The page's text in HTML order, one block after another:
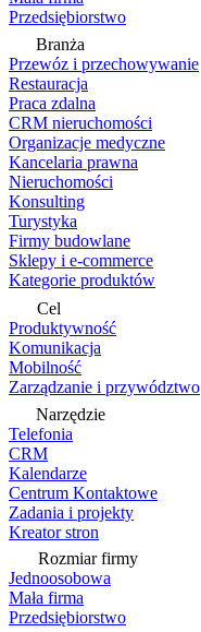
Przedsiębiorstwo
Branża
Przewóz i przechowywanie
Restauracja
Praca zdalna
CRM nieruchomości
Organizacje medyczne
Kancelaria prawna
Nieruchomości
Konsulting
Turystyka
Firmy budowlane
Sklepy i e-commerce
Kategorie produktów
Cel
Produktywność
Komunikacja
Mobilność
Zarządzanie i przywództwo
Narzędzie
Telefonia
CRM
Kalendarze
Centrum Kontaktowe
Zadania i projekty
Kreator stron
Rozmiar firmy
Jednoosobowa
Mała firma
Przedsiębiorstwo